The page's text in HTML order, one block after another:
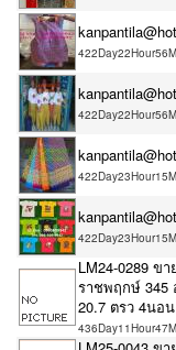
LM24-0289 ข
ราชพฤกษ์ 345
20.7 ตรว 4นอ